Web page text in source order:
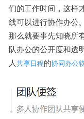
们的工作时间，这样
线可以进行协作办公
那么就要事先知晓所
队办公的公开度和透
人共享日程的协同办公